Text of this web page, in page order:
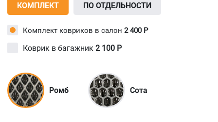
КОМПЛЕКТ ПО ОТДЕЛЬНОСТИ
Комплект ковриков в салон 2 400 Р
Коврик в багажник 2 100 Р
Ромб Сота